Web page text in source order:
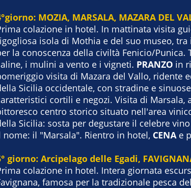
MOZIA, MARSALA, MAZARA DEL
colazione in hotel. In mattinata visita
isola di Mothia e del suo museo,
la conoscenza della civiltà Fenicio/Punica.
i mulini a vento e i vigneti. PRANZO in
visita di Mazara del Vallo, ridente
Sicilia occidentale, con stradine e
cortili e negozi. Visita di Marsala,
centro storico situato nell'area
Sicilia: sosta per degustare il celebre
nome: il "Marsala". Rientro in hotel, CENA e
giorno: Arcipelago delle Egadi,
colazione in hotel. Intera giornata
famosa per la tradizionale pesca